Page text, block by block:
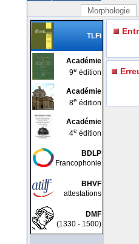
Morphologie
TLFi
Académie
9e édition
Académie
8e édition
Académie
4e édition
BDLP
Francophonie
BHVF
attestations
DMF
(1330 - 1500)